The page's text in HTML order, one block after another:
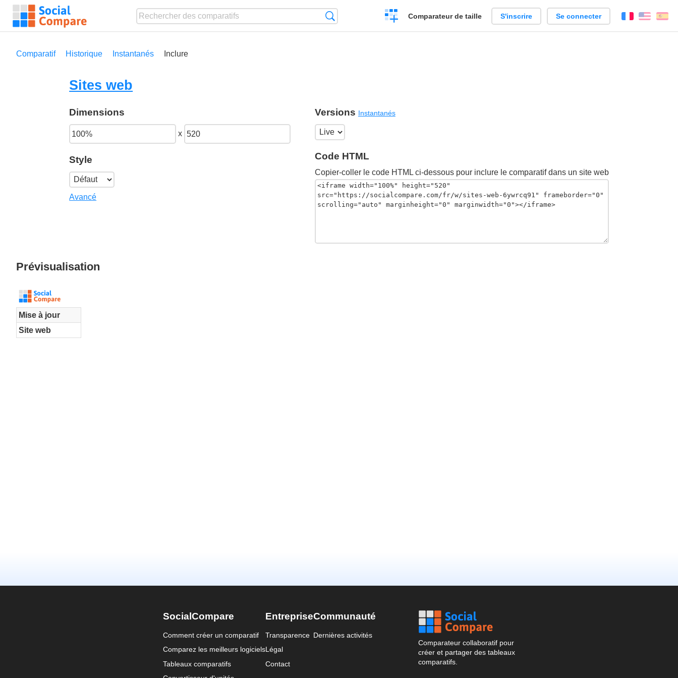
Créer
un
Comparateur de taille S'inscrire Se connecter FrançaisEnglish
Comparatif Historique Instantanés Inclure
Sites web
Dimensions
x
Style
Avancé
Versions Instantanés
Code HTML
Copier-coller le code HTML ci-dessous pour inclure le comparatif dans un site web
Prévisualisation
SocialCompare
Comment créer un comparatif
Comparez les meilleurs logiciels
Tableaux comparatifs
Entreprise
Transparence
Légal
Contact
Communauté
Dernières activités
Comparateur collaboratif pour
créer et partager des tableaux
comparatifs.